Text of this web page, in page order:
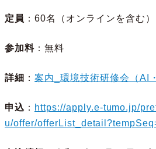
定員 ：60名（オンラインを含む）
参加料：無料
詳細 ： 案内_環境技術研修会（AI
申込 ： https://apply.e-tumo.jp/
u/offer/